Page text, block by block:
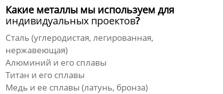
Какие металлы мы используем для
индивидуальных проектов?
Сталь (углеродистая, легированная,
нержавеющая)
Алюминий и его сплавы
Титан и его сплавы
Медь и ее сплавы (латунь, бронза)